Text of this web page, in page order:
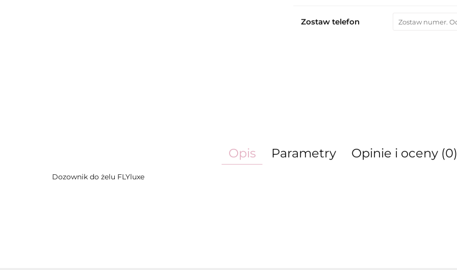
Zostaw telefon
Opis Parametry Opinie i oceny (0)
Dozownik do żelu FLYluxe